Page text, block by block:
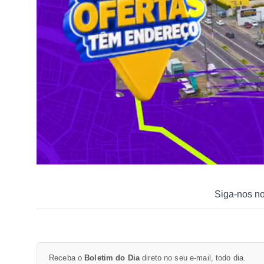
Siga-nos
Receba o Boletim do Diadireto no seu e-mail, todo dia.